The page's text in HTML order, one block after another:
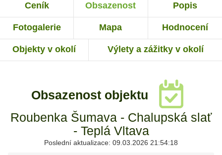
Ceník Obsazenost Popis
Fotogalerie Mapa Hodnocení
Objekty v okolí Výlety a zážitky v okolí
Obsazenost objektu
Roubenka Šumava - Chalupská slať
- Teplá Vltava
Poslední aktualizace: 09.03.2026 21:54:18